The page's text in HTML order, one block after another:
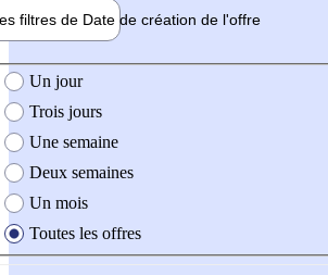
filtres de Date de création de l'offre
création de l'offre
Un jour
Trois jours
Une semaine
Deux semaines
Un mois
Toutes les offres